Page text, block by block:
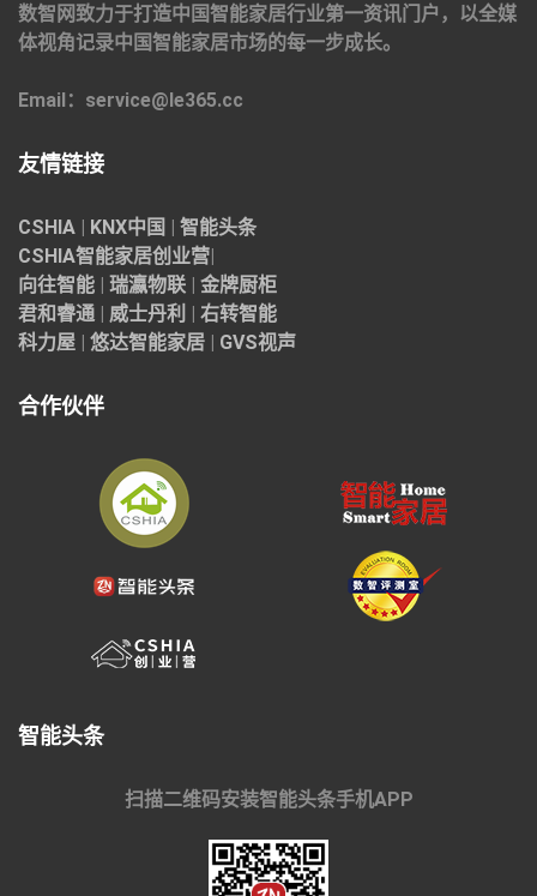
数智网致力于打造中国智能家居行业第一资讯门户，以全媒
体视角记录中国智能家居市场的每一步成长。
Email：service@le365.cc
友情链接
CSHIA | KNX中国 | 智能头条
CSHIA智能家居创业营|
向往智能 | 瑞瀛物联 | 金牌厨柜
君和睿通 | 威士丹利 | 右转智能
科力屋 | 悠达智能家居 | GVS视声
合作伙伴
智能头条
扫描二维码安装智能头条手机APP